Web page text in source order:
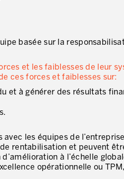
basée sur la
et les faiblesses de leur
ces forces et faiblesses sur:
et à générer des résultats
les équipes de
rentabilisation et peuvent
à l’échelle
opérationnelle ou